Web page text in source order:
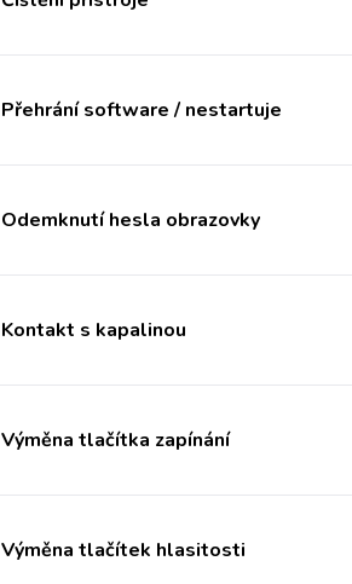
Přehrání software / nestartuje
Odemknutí hesla obrazovky
Kontakt s kapalinou
Výměna tlačítka zapínání
Výměna tlačítek hlasitosti